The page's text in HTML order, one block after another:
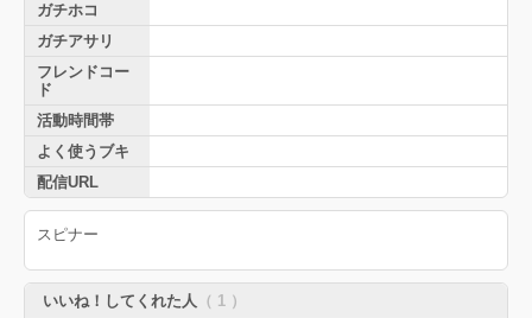
ガチホコ
ガチアサリ
フレンドコー
ド
活動時間帯
よく使うブキ
配信URL
スピナー
いいね！してくれた人 （ 1 ）